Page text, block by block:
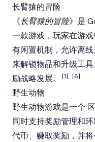
长臂猿的冒险
《长臂猿的冒险》是
一款游戏，玩家在游
有闲置机制，允许离
来解锁物品和升级工
励战略发展。
[1] [6]
野生动物
野生动物游戏是一个
同时支持奖励管理和
代币、赚取奖励，并